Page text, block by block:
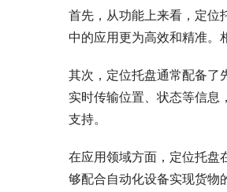
首先，从功能上来看，定位
中的应用更为高效和精准。
其次，定位托盘通常配备了
实时传输位置、状态等信息
支持。
在应用领域方面，定位托盘
够配合自动化设备实现货物